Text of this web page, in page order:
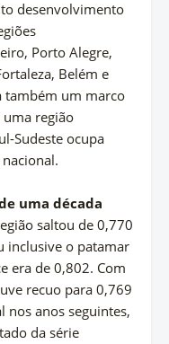
desenvolvimento
Porto Alegre,
Belém e
também um marco
uma região
Sudeste ocupa
uma década
saltou de 0,770
inclusive o patamar
era de 0,802. Com
recuo para 0,769
nos anos seguintes,
da série